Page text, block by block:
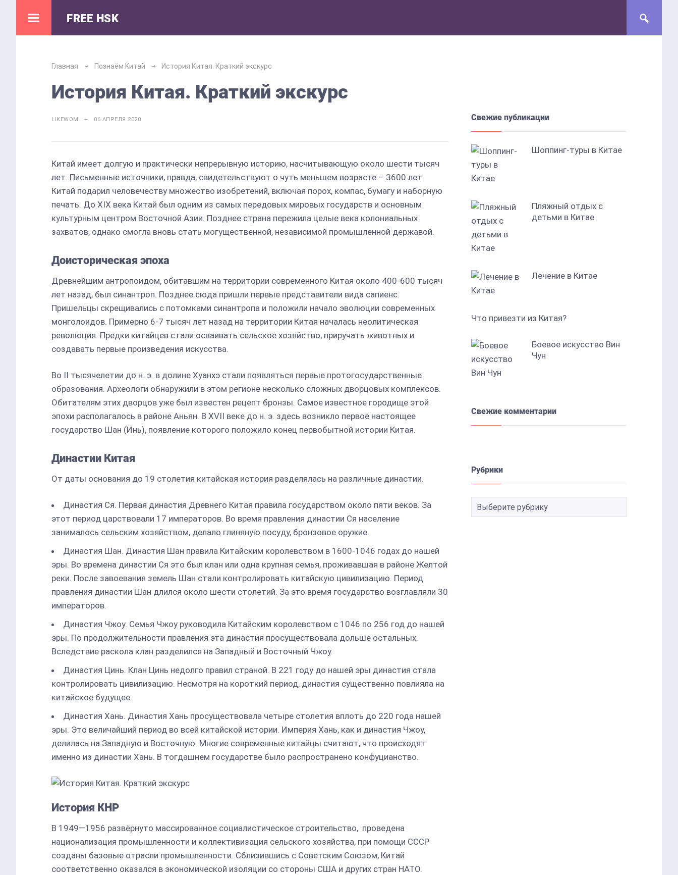
FREE HSK
Главная Познаём Kитай История Китая. Краткий экскурс
История Китая. Краткий экскурс
LIKEWOM — 06 АПРЕЛЯ 2020
Китай имеет долгую и практически непрерывную историю, насчитывающую около шести тысяч
лет. Письменные источники, правда, свидетельствуют о чуть меньшем возрасте – 3600 лет.
Китай подарил человечеству множество изобретений, включая порох, компас, бумагу и наборную
печать. До XIX века Китай был одним из самых передовых мировых государств и основным
культурным центром Восточной Азии. Позднее страна пережила целые века колониальных
захватов, однако смогла вновь стать могущественной, независимой промышленной державой.
Доисторическая эпоха
Древнейшим антропоидом, обитавшим на территории современного Китая около 400-600 тысяч
лет назад, был синантроп. Позднее сюда пришли первые представители вида сапиенс.
Пришельцы скрещивались с потомками синантропа и положили начало эволюции современных
монголоидов. Примерно 6-7 тысяч лет назад на территории Китая началась неолитическая
революция. Предки китайцев стали осваивать сельское хозяйство, приручать животных и
создавать первые произведения искусства.
Во II тысячелетии до н. э. в долине Хуанхэ стали появляться первые протогосударственные
образования. Археологи обнаружили в этом регионе несколько сложных дворцовых комплексов.
Обитателям этих дворцов уже был известен рецепт бронзы. Самое известное городище этой
эпохи располагалось в районе Аньян. В XVII веке до н. э. здесь возникло первое настоящее
государство Шан (Инь), появление которого положило конец первобытной истории Китая.
Династии Китая
От даты основания до 19 столетия китайская история разделялась на различные династии.
Династия Ся. Первая династия Древнего Китая правила государством около пяти веков. За
этот период царствовали 17 императоров. Во время правления династии Ся население
занималось сельским хозяйством, делало глиняную посуду, бронзовое оружие.
Династия Шан. Династия Шан правила Китайским королевством в 1600-1046 годах до нашей
эры. Во времена династии Ся это был клан или одна крупная семья, проживавшая в районе Желтой
реки. После завоевания земель Шан стали контролировать китайскую цивилизацию. Период
правления династии Шан длился около шести столетий. За это время государство возглавляли 30
императоров.
Династия Чжоу. Семья Чжоу руководила Китайским королевством с 1046 по 256 год до нашей
эры. По продолжительности правления эта династия просуществовала дольше остальных.
Вследствие раскола клан разделился на Западный и Восточный Чжоу.
Династия Цинь. Клан Цинь недолго правил страной. В 221 году до нашей эры династия стала
контролировать цивилизацию. Несмотря на короткий период, династия существенно повлияла на
китайское будущее.
Династия Хань. Династия Хань просуществовала четыре столетия вплоть до 220 года нашей
эры. Это величайший период во всей китайской истории. Империя Хань, как и династия Чжоу,
делилась на Западную и Восточную. Многие современные китайцы считают, что происходят
именно из династии Хань. В тогдашнем государстве было распространено конфуцианство.
История КНР
В 1949—1956 развёрнуто массированное социалистическое строительство, проведена
национализация промышленности и коллективизация сельского хозяйства, при помощи СССР
созданы базовые отрасли промышленности. Сблизившись с Советским Союзом, Китай
соответственно оказался в экономической изоляции со стороны США и других стран НАТО.
Свежие публикации
Шоппинг-туры в Китае
Пляжный отдых с
детьми в Китае
Лечение в Китае
Что привезти из Китая?
Боевое искусство Вин
Чун
Свежие комментарии
Рубрики